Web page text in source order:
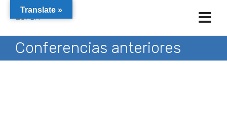
Conferencias anteriores
Translate »